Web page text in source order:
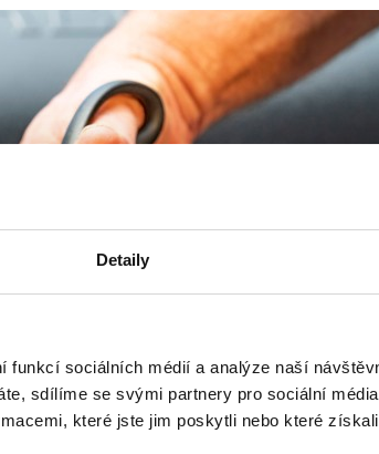
Detaily
funkcí sociálních médií a analýze naší
sdílíme se svými partnery pro sociální
které jste jim poskytli nebo které